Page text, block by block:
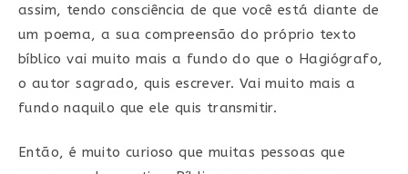
assim, tendo consciência de que você está diante de
um poema, a sua compreensão do próprio texto
bíblico vai muito mais a fundo do que o Hagiógrafo,
o autor sagrado, quis escrever. Vai muito mais a
fundo naquilo que ele quis transmitir.
Então, é muito curioso que muitas pessoas que